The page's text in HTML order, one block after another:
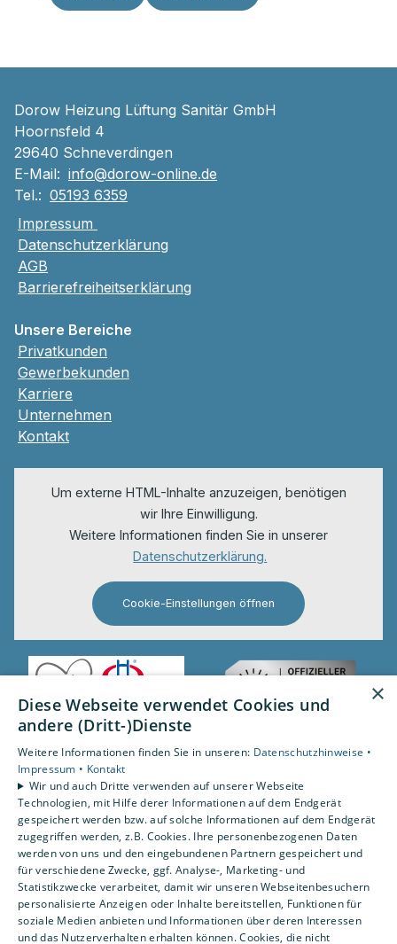
Dorow Heizung Lüftung Sanitär GmbH
Hoornsfeld 4
29640 Schneverdingen
E-Mail: info@dorow-online.de
Tel.: 05193 6359
Impressum
Datenschutzerklärung
AGB
Barrierefreiheitserklärung
Unsere Bereiche
Privatkunden
Gewerbekunden
Karriere
Unternehmen
Kontakt
Um externe HTML-Inhalte anzuzeigen, benötigen
wir Ihre Einwilligung.
Weitere Informationen finden Sie in unserer
Datenschutzerklärung.
Cookie-Einstellungen öffnen
×
Diese Webseite verwendet Cookies und
andere (Dritt-)Dienste
Weitere Informationen finden Sie in unseren: Datenschutzhinweise •
Impressum • Kontakt
Wir und auch Dritte verwenden auf unserer Webseite
Technologien, mit Hilfe derer Informationen auf dem Endgerät
gespeichert werden bzw. auf solche Informationen auf dem Endgerät
zugegriffen werden, z.B. Cookies. Ihre personenbezogenen Daten
werden von uns und den eingebundenen Partnern gespeichert und
für verschiedene Zwecke, ggf. Analyse-, Marketing- und
Statistikzwecke verarbeitet, damit wir unseren Webseitenbesuchern
personalisierte Anzeigen oder Inhalte bereitstellen, Funktionen für
soziale Medien anbieten und Informationen über deren Interessen
und das Nutzerverhalten erhalten können. Cookies, die nicht